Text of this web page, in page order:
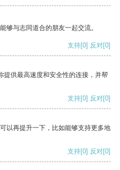
够与志同道合的朋友一起交流。
支持[0] 反对[0]
提供最高速度和安全性的连接，并帮
支持[0] 反对[0]
以再提升一下，比如能够支持更多地
支持[0] 反对[0]